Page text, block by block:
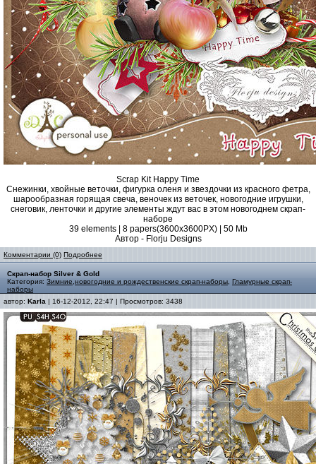
Scrap Kit Happy Time
Снежинки, хвойные веточки, фигурка оленя и звездочки из красного фетра,
шарообразная горящая свеча, веночек из веточек, новогодние игрушки,
снеговик, ленточки и другие элементы ждут вас в этом новогоднем скрап-
наборе
39 elements | 8 papers(3600x3600PX) | 50 Mb
Автор - Florju Designs
Комментарии (0) Подробнее
Скрап-набор Silver & Gold
Категория: Зимние,новогодние и рождественские скрап-наборы Гламурные скрап-
наборы
автор: Karla | 16-12-2012, 22:47 | Просмотров: 3438